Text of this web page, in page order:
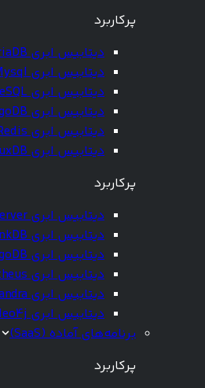
پرکاربرد
دیتابیس ابری MariaDB
دیتابیس ابری Mysql
دیتابیس ابری PostgreSQL
دیتابیس ابری MongoDB
دیتابیس ابری Redis
دیتابیس ابری InfluxDB
پرکاربرد
دیتابیس ابری SQL Server
دیتابیس ابری RethinkDB
دیتابیس ابری ArangoDB
دیتابیس ابری Prometheus
دیتابیس ابری Cassandra
دیتابیس ابری Neo4j
برنامه‌های آماده (SaaS)
پرکاربرد